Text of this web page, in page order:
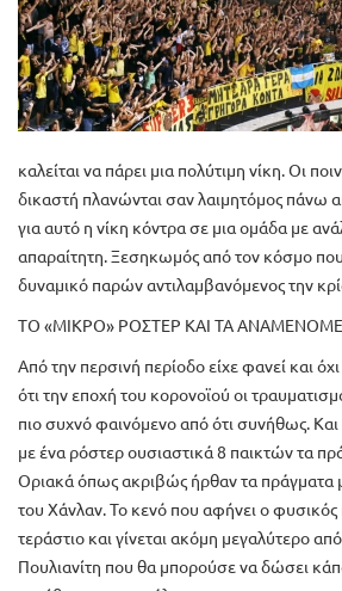
καλείται να πάρει μια πολύτιμη νίκη. Οι
δικαστή πλανώνται σαν λαιμητόμος πάνω
για αυτό η νίκη κόντρα σε μια ομάδα με
απαραίτητη. Ξεσηκωμός από τον κόσμο
δυναμικό παρών αντιλαμβανόμενος την
ΤΟ «ΜΙΚΡΟ» ΡΟΣΤΕΡ ΚΑΙ ΤΑ
Από την περσινή περίοδο είχε φανεί και
ότι την εποχή του κορονοϊού οι
πιο συχνό φαινόμενο από ότι συνήθως. Και
με ένα ρόστερ ουσιαστικά 8 παικτών τα
Οριακά όπως ακριβώς ήρθαν τα πράγματα
του Χάνλαν. Το κενό που αφήνει ο φυσικός
τεράστιο και γίνεται ακόμη μεγαλύτερο
Πουλιανίτη που θα μπορούσε να δώσει